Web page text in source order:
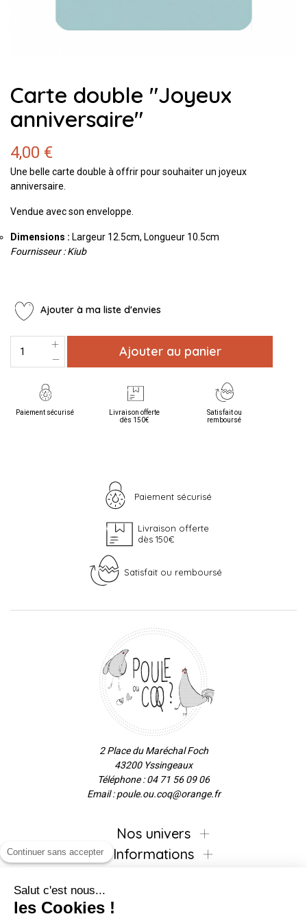
Carte double "Joyeux
anniversaire"
4,00 €
Une belle carte double à offrir pour souhaiter un joyeux
anniversaire.
Vendue avec son enveloppe.
Dimensions : Largeur 12.5cm, Longueur 10.5cm
Fournisseur : Kiub
Ajouter à ma liste d'envies
Ajouter au panier
Paiement sécurisé
Livraison offerte
dès 150€
Satisfait ou
remboursé
Paiement sécurisé
Livraison offerte
dès 150€
Satisfait ou remboursé
2 Place du Maréchal Foch
43200 Yssingeaux
Téléphone : 04 71 56 09 06
Email : poule.ou.coq@orange.fr
Nos univers
Informations
Inscrivez-vous à la newsletter !
Continuer sans accepter
Salut c'est nous...
les Cookies !